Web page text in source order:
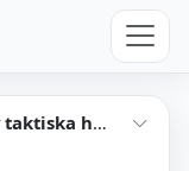
handskar